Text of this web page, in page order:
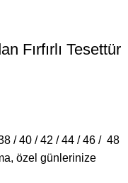
Fırfırlı Tesettür
/ 40 / 42 / 44 / 46 / 48
özel günlerinize